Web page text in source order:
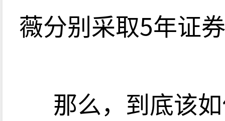
薇分别采取5年证
那么，到底该